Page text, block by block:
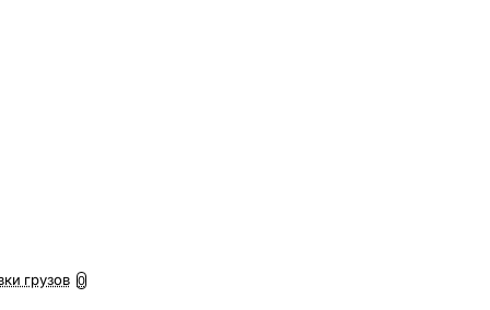
грузов 0